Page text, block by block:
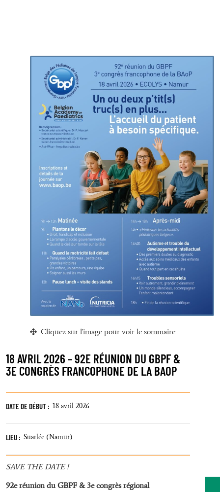
Cliquez sur l'image pour voir le sommaire
18 AVRIL 2026 – 92E RÉUNION DU GBPF &
3E CONGRÈS FRANCOPHONE DE LA BAOP
DATE DE DÉBUT : 18 avril 2026
LIEU : Suarlée (Namur)
SAVE THE DATE !
92e réunion du GBPF & 3e congrès régional